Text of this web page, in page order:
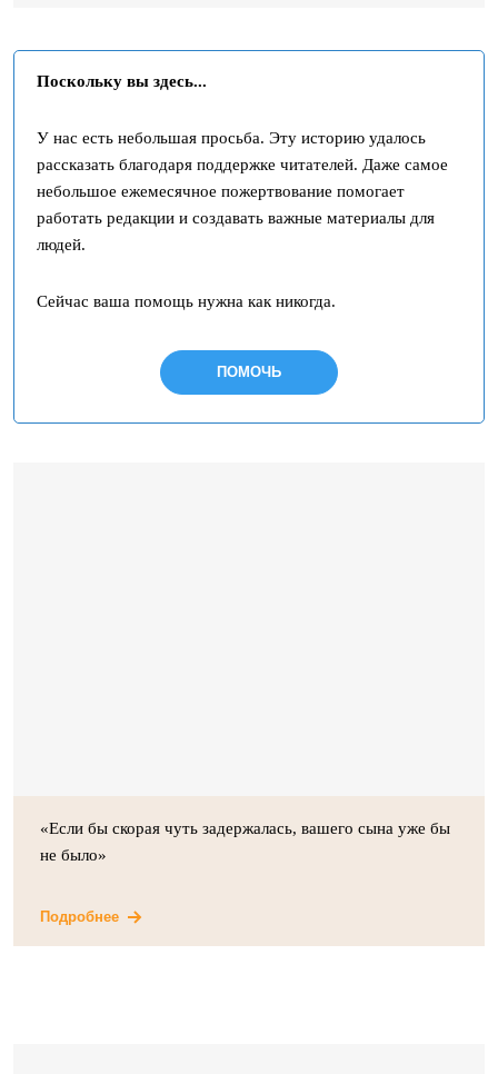
Поскольку вы здесь...
У нас есть небольшая просьба. Эту историю удалось
рассказать благодаря поддержке читателей. Даже самое
небольшое ежемесячное пожертвование помогает
работать редакции и создавать важные материалы для
людей.
Сейчас ваша помощь нужна как никогда.
ПОМОЧЬ
«Если бы скорая чуть задержалась, вашего сына уже бы
не было»
Подробнее